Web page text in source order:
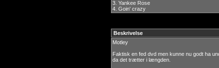
3. Yankee Rose
4. Goin' crazy
Beskrivelse
Motley
Faktisk en fed dvd men kunne nu godt ha
da det trætter i længden.